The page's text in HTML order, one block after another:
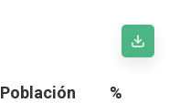
Población %